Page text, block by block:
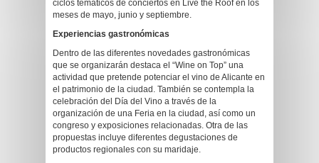
ciclos temáticos de conciertos en Live the Roof en los
meses de mayo, junio y septiembre.
Experiencias gastronómicas
Dentro de las diferentes novedades gastronómicas
que se organizarán destaca el “Wine on Top” una
actividad que pretende potenciar el vino de Alicante en
el patrimonio de la ciudad. También se contempla la
celebración del Día del Vino a través de la
organización de una Feria en la ciudad, así como un
congreso y exposiciones relacionadas. Otra de las
propuestas incluye diferentes degustaciones de
productos regionales con su maridaje.